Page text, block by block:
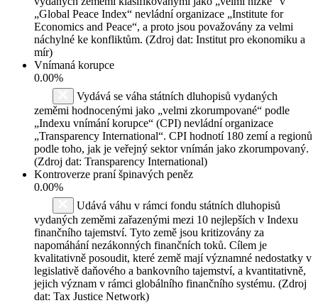
„Global Peace Index“ nevládní organizace „Institute for
Economics and Peace“, a proto jsou považovány za velmi
náchylné ke konfliktům. (Zdroj dat: Institut pro ekonomiku a
mír)
Vnímaná korupce
0.00%
Vydává se váha státních dluhopisů vydaných
zeměmi hodnocenými jako „velmi zkorumpované“ podle
„Indexu vnímání korupce“ (CPI) nevládní organizace
„Transparency International“. CPI hodnotí 180 zemí a regionů
podle toho, jak je veřejný sektor vnímán jako zkorumpovaný.
(Zdroj dat: Transparency International)
Kontroverze praní špinavých peněz
0.00%
Udává váhu v rámci fondu státních dluhopisů
vydaných zeměmi zařazenými mezi 10 nejlepších v Indexu
finančního tajemství. Tyto země jsou kritizovány za
napomáhání nezákonných finančních toků. Cílem je
kvalitativně posoudit, které země mají významné nedostatky v
legislativě daňového a bankovního tajemství, a kvantitativně,
jejich význam v rámci globálního finančního systému. (Zdroj
dat: Tax Justice Network)